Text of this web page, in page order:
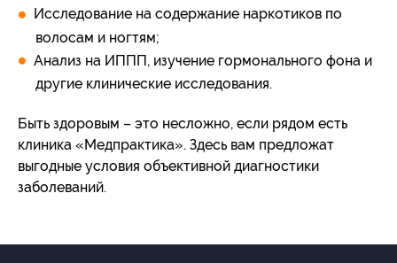
Исследование на содержание наркотиков по
волосам и ногтям;
Анализ на ИППП, изучение гормонального фона и
другие клинические исследования.
Быть здоровым – это несложно, если рядом есть
клиника «Медпрактика». Здесь вам предложат
выгодные условия объективной диагностики
заболеваний.